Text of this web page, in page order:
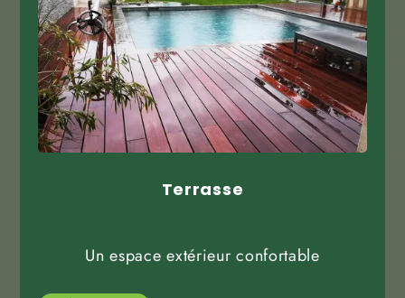
Terrasse
Un espace extérieur confortable